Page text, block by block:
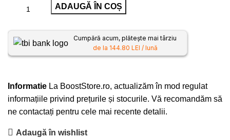
ADAUGĂ ÎN COȘ
Cumpără acum, plătește mai târziu
de la 144.80 LEI / lună
Informatie La BoostStore.ro, actualizăm în mod regulat
informațiile privind prețurile și stocurile. Vă recomandăm să
ne contactați pentru cele mai recente detalii.
Adaugă în wishlist